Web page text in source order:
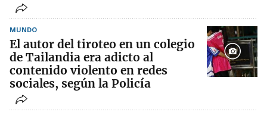
MUNDO
El autor del tiroteo en un colegio
de Tailandia era adicto al
contenido violento en redes
sociales, según la Policía